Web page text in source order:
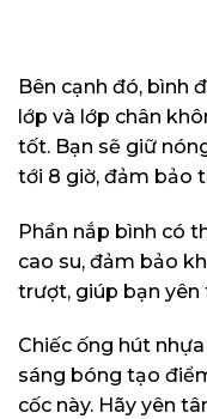
Bên cạnh đó, bình
lớp và lớp chân
tốt. Bạn sẽ giữ
tới 8 giờ, đảm bảo
Phần nắp bình có
cao su, đảm bảo
trượt, giúp bạn yên
Chiếc ống hút
sáng bóng tạo
cốc này. Hãy yên